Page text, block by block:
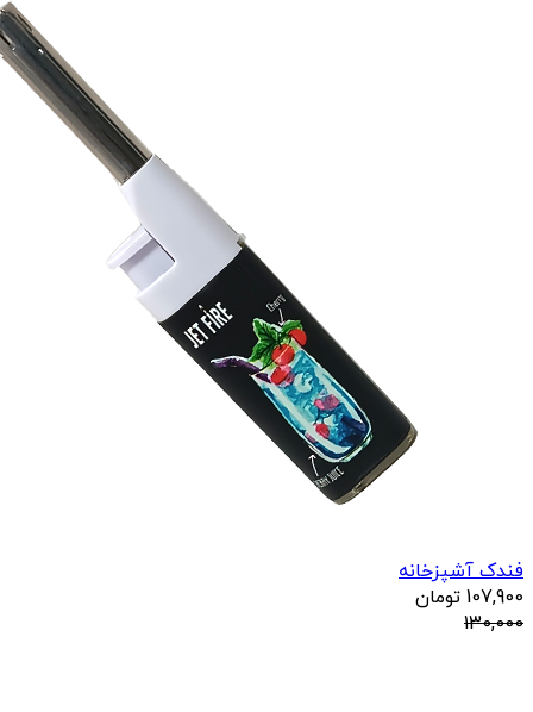
فندک آشپزخانه
107,900 تومان
130,000